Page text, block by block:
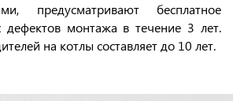
предусматривают бесплатное
дефектов монтажа в течение 3 лет.
на котлы составляет до 10 лет.